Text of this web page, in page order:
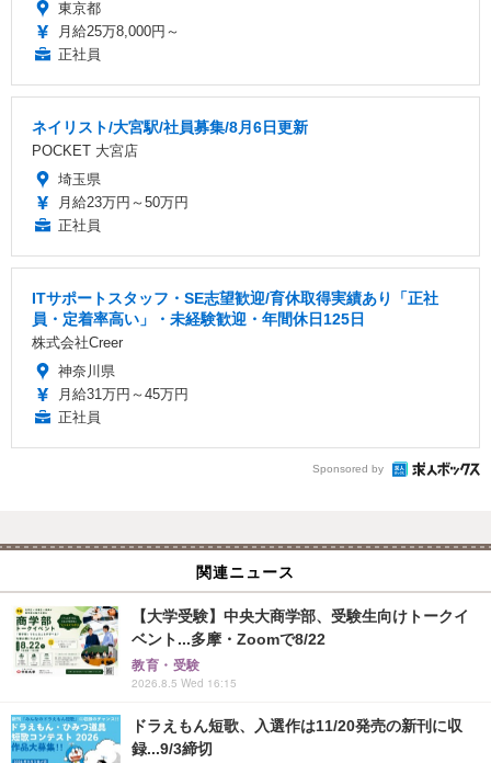
東京都
月給25万8,000円～
正社員
ネイリスト/大宮駅/社員募集/8月6日更新
POCKET 大宮店
埼玉県
月給23万円～50万円
正社員
ITサポートスタッフ・SE志望歓迎/育休取得実績あり「正社
員・定着率高い」・未経験歓迎・年間休日125日
株式会社Creer
神奈川県
月給31万円～45万円
正社員
Sponsored by
関連ニュース
【大学受験】中央大商学部、受験生向けトークイ
ベント...多摩・Zoomで8/22
教育・受験
2026.8.5 Wed 16:15
ドラえもん短歌、入選作は11/20発売の新刊に収
録...9/3締切